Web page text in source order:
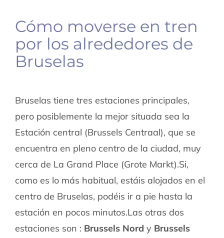
Cómo moverse en tren
por los alrededores de
Bruselas
Bruselas tiene tres estaciones principales,
pero posiblemente la mejor situada sea la
Estación central (Brussels Centraal), que se
encuentra en pleno centro de la ciudad, muy
cerca de La Grand Place (Grote Markt).Si,
como es lo más habitual, estáis alojados en el
centro de Bruselas, podéis ir a pie hasta la
estación en pocos minutos.Las otras dos
estaciones son : Brussels Nord y Brussels